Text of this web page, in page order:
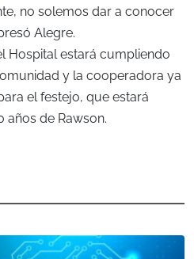
no solemos dar a conocer
Alegre.
Hospital estará cumpliendo
y la cooperadora ya
el festejo, que estará
años de Rawson.